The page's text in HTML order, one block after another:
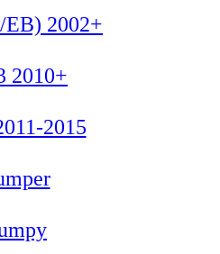
2002+
2010+
2015